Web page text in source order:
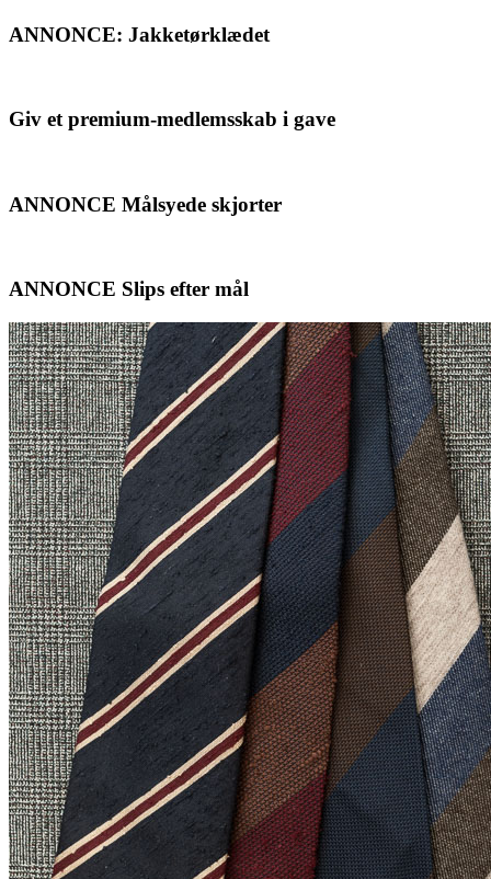
ANNONCE: Jakketørklædet
Giv et premium-medlemsskab i gave
ANNONCE Målsyede skjorter
ANNONCE Slips efter mål